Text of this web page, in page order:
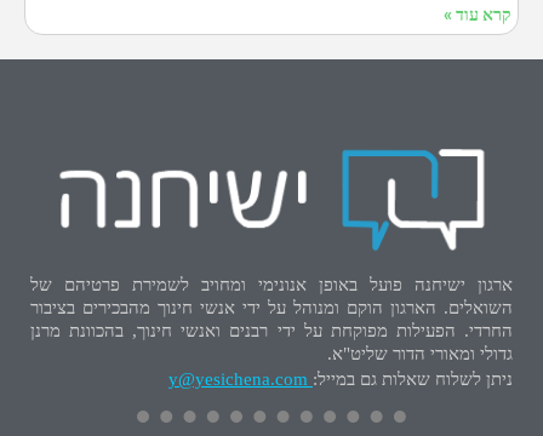
קרא עוד »
ארגון ישיחנה פועל באופן אנונימי ומחויב לשמירת פרטיהם של
השואלים. הארגון הוקם ומנוהל על ידי אנשי חינוך מהבכירים בציבור
החרדי. הפעילות מפוקחת על ידי רבנים ואנשי חינוך, בהכוונת מרנן
גדולי ומאורי הדור שליט"א.
ניתן לשלוח שאלות גם במייל: y@yesichena.com